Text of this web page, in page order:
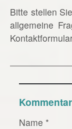
Bitte stellen
allgemeine
Name *